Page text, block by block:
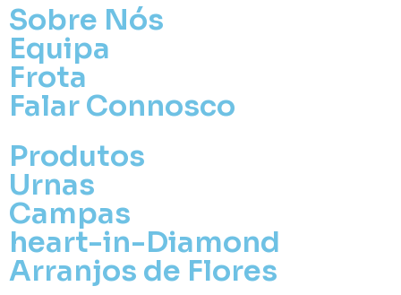
Sobre Nós
Equipa
Frota
Falar Connosco
Produtos
Urnas
Campas
heart-in-Diamond
Arranjos de Flores